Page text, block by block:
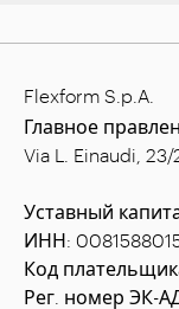
Flexform S.p.A.
Главное
Via L. Einaudi,
Уставный
ИНН:
Код
Рег. номер ЭК-